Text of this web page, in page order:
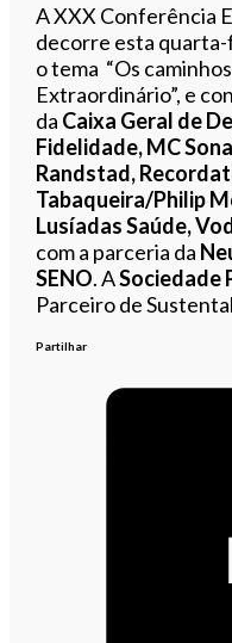
A XXX Conferência
decorre esta
o tema “Os
Extraordinário”, e
da Caixa Geral de
Fidelidade, MC
Randstad,
Tabaqueira/Philip
Lusíadas Saúde,
com a parceria da
SENO. ASociedade
Parceiro de
Partilhar